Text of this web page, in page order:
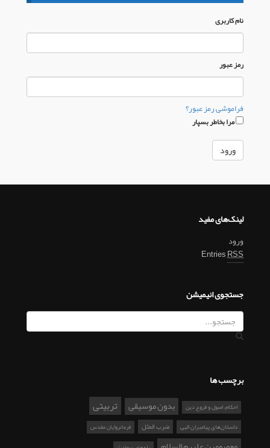
نام كاربری
رمز عبور
فراموشی رمز عبور؟
مرا بخاطر بسپار
لینک‌های مفید
ورود
EntriesRSS
جستجوی انیمیشن
برچسب ها
احکام، اصول و فروع دین بدون موسیقی تربیتی
داستان‌های پیامبران الهی ضرب المثل فرمانروایان مقدس